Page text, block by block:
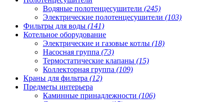
Водяные полотенцесушители (245)
Электрические полотенцесушители (103)
Фильтры для воды (141)
Котельное оборудование
Электрические и газовые котлы (18)
Насосная группа (73)
Термостатические клапаны (15)
Коллекторная группа (109)
Краны для фильтра (12)
Предметы интерьера
Каминные принадлежности (106)